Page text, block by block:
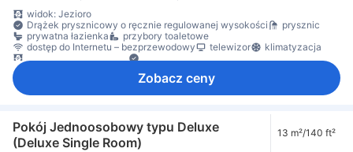
widok: Jezioro
Drążek prysznicowy o ręcznie regulowanej wysokości
prysznic
prywatna łazienka
przybory toaletowe
dostęp do Internetu – bezprzewodowy
telewizor
klimatyzacja
Zobacz ceny
Pokój Jednoosobowy typu Deluxe
(Deluxe Single Room)
13 m²/140 ft²